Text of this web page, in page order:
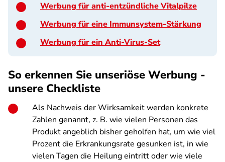
Werbung für anti-entzündliche Vitalpilze
Werbung für eine Immunsystem-Stärkung
Werbung für ein Anti-Virus-Set
So erkennen Sie unseriöse Werbung -
unsere Checkliste
Als Nachweis der Wirksamkeit werden konkrete
Zahlen genannt, z. B. wie vielen Personen das
Produkt angeblich bisher geholfen hat, um wie viel
Prozent die Erkrankungsrate gesunken ist, in wie
vielen Tagen die Heilung eintritt oder wie viele